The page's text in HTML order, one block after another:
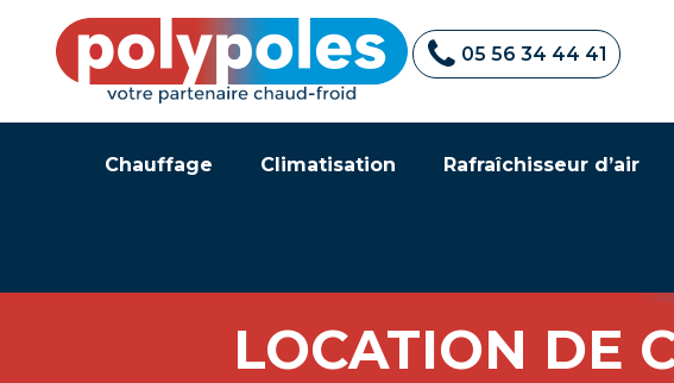
05 56 34 44 41
Chauffage Climatisation Rafraîchisseur d’air
LOCATION DE